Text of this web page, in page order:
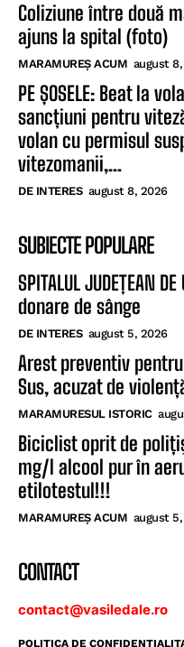
Coliziune între două
ajuns la spital (foto)
MARAMUREȘ ACUM august
PE ȘOSELE: Beat la
sancțiuni pentru
volan cu permisul
vitezomanii,...
DE INTERES august 8, 2026
SUBIECTE POPULARE
SPITALUL JUDEȚEAN
donare de sânge
DE INTERES august 5, 2026
Arest preventiv
Sus, acuzat de
MARAMURESUL ISTORIC
Biciclist oprit de
mg/l alcool pur în
etilotestul!!!
MARAMUREȘ ACUM august
CONTACT
contact@vasiledale.ro
POLITICA DE